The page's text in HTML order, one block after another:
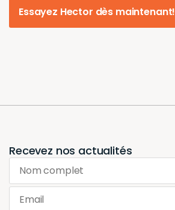
Essayez Hector dès maintenant!
Recevez nos actualités
Nom complet
Email